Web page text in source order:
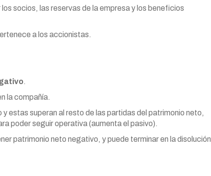
socios, las reservas de la empresa y los beneficios
a los accionistas.
.
la compañía.
estas superan al resto de las partidas del patrimonio neto,
poder seguir operativa (aumenta el pasivo).
patrimonio neto negativo, y puede terminar en la disolución